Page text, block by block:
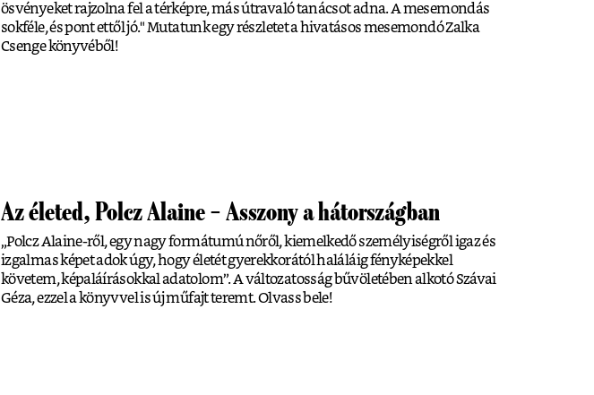
ösvényeket rajzolna fel a térképre, más útravaló tanácsot adna. A mesemondás
sokféle, és pont ettől jó." Mutatunk egy részletet a hivatásos mesemondó Zalka
Csenge könyvéből!
Az életed, Polcz Alaine – Asszony a hátországban
„Polcz Alaine-ről, egy nagy formátumú nőről, kiemelkedő személyiségről igaz és
izgalmas képet adok úgy, hogy életét gyerekkorától haláláig fényképekkel
követem, képaláírásokkal adatolom”. A változatosság bűvöletében alkotó Szávai
Géza, ezzel a könyvvel is új műfajt teremt. Olvass bele!